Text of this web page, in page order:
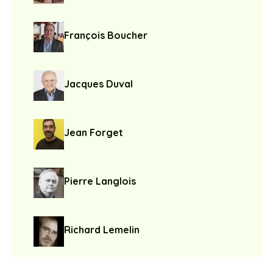
François Boucher
Jacques Duval
Jean Forget
Pierre Langlois
Richard Lemelin